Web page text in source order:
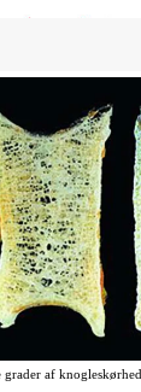
af knogleskørhed.